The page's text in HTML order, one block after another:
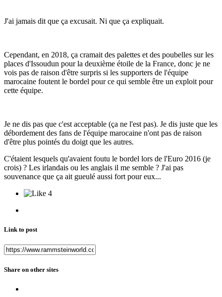
J'ai jamais dit que ça excusait. Ni que ça expliquait.
Cependant, en 2018, ça cramait des palettes et des poubelles sur les
places d'Issoudun pour la deuxième étoile de la France, donc je ne
vois pas de raison d'être surpris si les supporters de l'équipe
marocaine foutent le bordel pour ce qui semble être un exploit pour
cette équipe.
Je ne dis pas que c'est acceptable (ça ne l'est pas). Je dis juste que les
débordement des fans de l'équipe marocaine n'ont pas de raison
d'être plus pointés du doigt que les autres.
C'étaient lesquels qu'avaient foutu le bordel lors de l'Euro 2016 (je
crois) ? Les irlandais ou les anglais il me semble ? J'ai pas
souvenance que ça ait gueulé aussi fort pour eux...
4
Link to post
Share on other sites